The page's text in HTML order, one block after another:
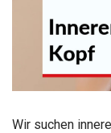
Wir suchen